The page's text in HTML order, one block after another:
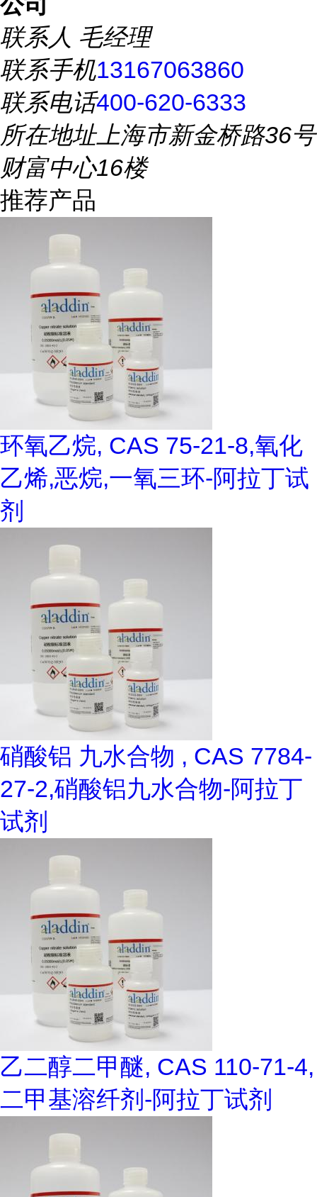
联系人 毛经理
联系手机13167063860
联系电话400-620-6333
所在地址上海市新金桥路36号
财富中心16楼
推荐产品
环氧乙烷, CAS 75-21-8,氧化
乙烯,恶烷,一氧三环-阿拉丁试
剂
硝酸铝 九水合物 , CAS 7784-
27-2,硝酸铝九水合物-阿拉丁
试剂
乙二醇二甲醚, CAS 110-71-4,
二甲基溶纤剂-阿拉丁试剂